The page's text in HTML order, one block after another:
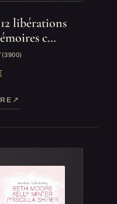
libérations
c…
(3 900)